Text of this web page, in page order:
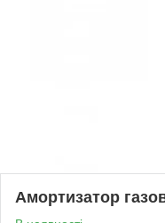
Амортизатор